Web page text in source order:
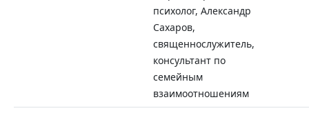
психолог, Александр
Сахаров,
священнослужитель,
консультант по
семейным
взаимоотношениям